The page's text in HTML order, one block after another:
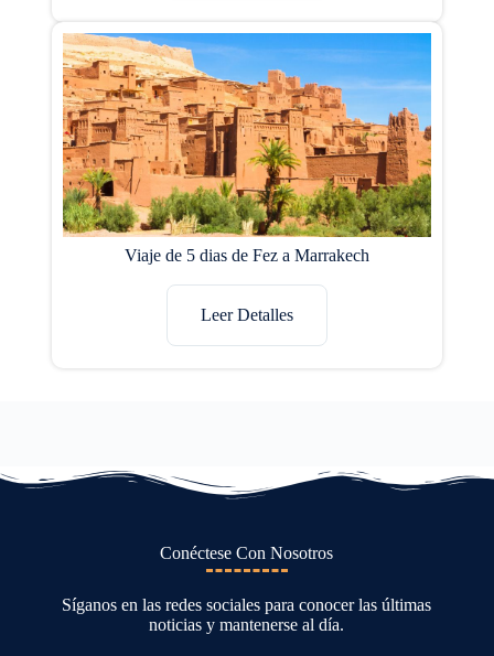
Viaje de 5 dias de Fez a Marrakech
Leer Detalles
Conéctese Con Nosotros
Síganos en las redes sociales para conocer las últimas
noticias y mantenerse al día.